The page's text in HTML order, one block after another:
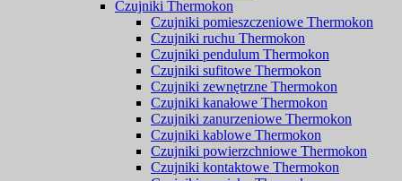
Czujniki Thermokon
Czujniki pomieszczeniowe Thermokon
Czujniki ruchu Thermokon
Czujniki pendulum Thermokon
Czujniki sufitowe Thermokon
Czujniki zewnętrzne Thermokon
Czujniki kanałowe Thermokon
Czujniki zanurzeniowe Thermokon
Czujniki kablowe Thermokon
Czujniki powierzchniowe Thermokon
Czujniki kontaktowe Thermokon